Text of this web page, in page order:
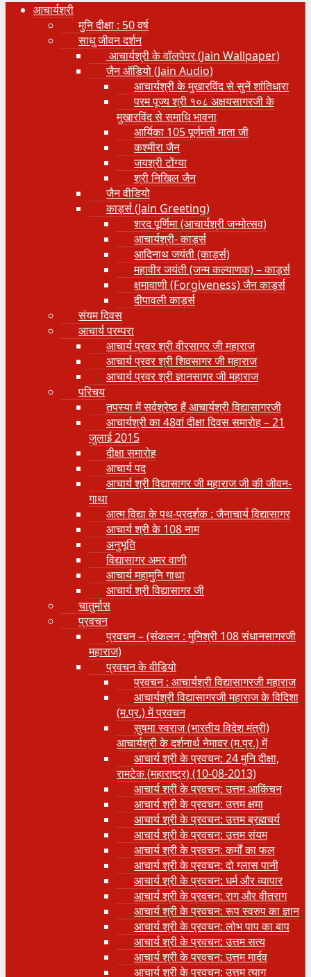
आचार्यश्री
मुनि दीक्षा : 50 वर्ष
साधु जीवन दर्शन
आचार्यश्री के वॉलपेपर (Jain Wallpaper)
जैन ऑडियो (Jain Audio)
आचार्यश्री के मुखारविंद से सुनें शांतिधारा
परम पूज्य श्री १०८ अक्षयसागरजी के
मुखारविंद से समाधि भावना
आर्यिका 105 पूर्णमती माता जी
कश्मीरा जैन
जयश्री टोंग्या
श्री निखिल जैन
जैन वीडियो
कार्ड्स (Jain Greeting)
शरद पूर्णिमा (आचार्यश्री जन्मोत्सव)
आचार्यश्री- कार्ड्स
आदिनाथ जयंती (कार्ड्स)
महावीर जयंती (जन्म कल्याणक) – कार्ड्स
क्षमावाणी (Forgiveness) जैन कार्ड्स
दीपावली कार्ड्स
संयम दिवस
आचार्य परम्परा
आचार्य प्रवर श्री वीरसागर जी महाराज
आचार्य प्रवर श्री शिवसागर जी महाराज
आचार्य प्रवर श्री ज्ञानसागर जी महाराज
परिचय
तपस्या में सर्वश्रेष्ठ हैं आचार्यश्री विद्यासागरजी
आचार्यश्री का 48वां दीक्षा दिवस समारोह – 21
जुलाई 2015
दीक्षा समारोह
आचार्य पद
आचार्य श्री विद्यासागर जी महाराज जी की जीवन-
गाथा
आत्म विद्या के पथ-प्रदर्शक : जैनाचार्य विद्यासागर
आचार्य श्री के 108 नाम
अनुभूति
विद्यासागर अमर वाणी
आचार्य महामुनि गाथा
आचार्य श्री विद्यासागर जी
चातुर्मास
प्रवचन
प्रवचन – (संकलन : मुनिश्री 108 संधानसागरजी
महाराज)
प्रवचन के वीडियो
प्रवचन : आचार्यश्री ‍विद्यासागरजी महाराज
आचार्यश्री विद्यासागरजी महाराज के विदिशा
(म.प्र.) में प्रवचन
सुषमा स्वराज (भारतीय विदेश मंत्री)
आचार्यश्री के दर्शनार्थ नेमावर (म.प्र.) में
आचार्य श्री के प्रवचन: 24 मुनि दीक्षा,
रामटेक (महाराष्ट्र) (10-08-2013)
आचार्य श्री के प्रवचन: उत्तम आकिंचन
आचार्य श्री के प्रवचन: उत्तम क्षमा
आचार्य श्री के प्रवचन: उत्तम ब्रह्मचर्य
आचार्य श्री के प्रवचन: उत्तम संयम
आचार्य श्री के प्रवचन: कर्मों का फल
आचार्य श्री के प्रवचन: दो ग्लास पानी
आचार्य श्री के प्रवचन: धर्म और व्यापार
आचार्य श्री के प्रवचन: राग और वीतराग
आचार्य श्री के प्रवचन: रूप स्वरुप का ज्ञान
आचार्य श्री के प्रवचन: लोभ पाप का बाप
आचार्य श्री के प्रवचन: उत्तम सत्य
आचार्य श्री के प्रवचन: उत्तम मार्दव
आचार्य श्री के प्रवचन: उत्तम त्याग